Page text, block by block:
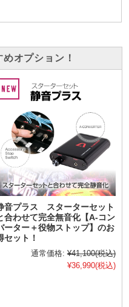
オプション！
音プラス スターターセット
合わせて完全無音化【A-コン
ーター＋役物ストップ】のお
セット！
通常価格: ¥41,100(税込)
¥36,990(税込)